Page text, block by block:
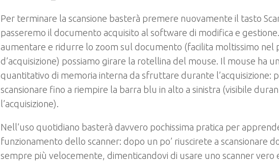
Per terminare la scansione basterà premere nuovamente il tasto
passeremo il documento acquisito al software di modifica e
aumentare e ridurre lo zoom sul documento (facilita moltissimo nel
d’acquisizione) possiamo girare la rotellina del mouse. Il mouse ha
quantitativo di memoria interna da sfruttare durante l’acquisizione:
scansionare fino a riempire la barra blu in alto a sinistra (visibile
l’acquisizione).
Nell’uso quotidiano basterà davvero pochissima pratica per
funzionamento dello scanner: dopo un po’ riuscirete a scansionare
sempre più velocemente, dimenticandovi di usare uno scanner vero